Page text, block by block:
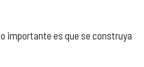
importante es que se construya